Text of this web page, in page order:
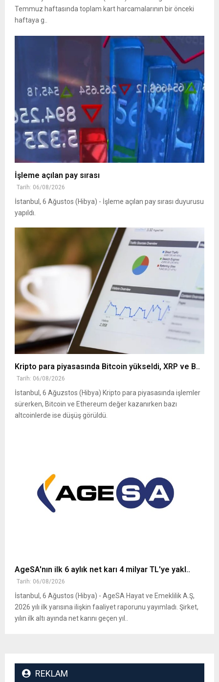
Temmuz haftasında toplam kart harcamalarının bir önceki
haftaya g..
İşleme açılan pay sırası
Tarih: 06/08/2026
İstanbul, 6 Ağustos (Hibya) - İşleme açılan pay sırası duyurusu
yapıldı.
Kripto para piyasasında Bitcoin yükseldi, XRP ve B..
Tarih: 06/08/2026
İstanbul, 6 Ağuzstos (Hibya) Kripto para piyasasında işlemler
sürerken, Bitcoin ve Ethereum değer kazanırken bazı
altcoinlerde ise düşüş görüldü.
AgeSA'nın ilk 6 aylık net karı 4 milyar TL'ye yakl..
Tarih: 06/08/2026
İstanbul, 6 Ağustos (Hibya) - AgeSA Hayat ve Emeklilik A.Ş,
2026 yılı ilk yarısına ilişkin faaliyet raporunu yayımladı. Şirket,
yılın ilk altı ayında net karını geçen yıl..
REKLAM